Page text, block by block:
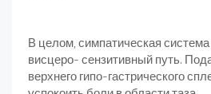
В целом, симпатическая
висцеро- сензитивный путь.
верхнего гипо-гастрического